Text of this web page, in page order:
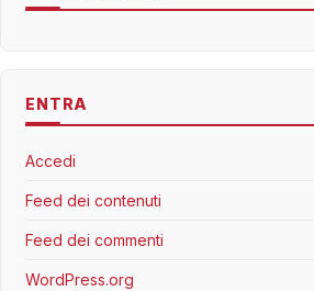
ENTRA
Accedi
Feed dei contenuti
Feed dei commenti
WordPress.org